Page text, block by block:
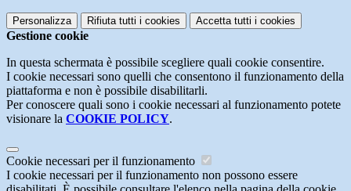
Personalizza Rifiuta tutti i cookies Accetta tutti i cookies
Gestione cookie
In questa schermata è possibile scegliere quali cookie consentire.
I cookie necessari sono quelli che consentono il funzionamento della
piattaforma e non è possibile disabilitarli.
Per conoscere quali sono i cookie necessari al funzionamento potete
visionare la COOKIE POLICY.
Cookie necessari per il funzionamento
I cookie necessari per il funzionamento non possono essere